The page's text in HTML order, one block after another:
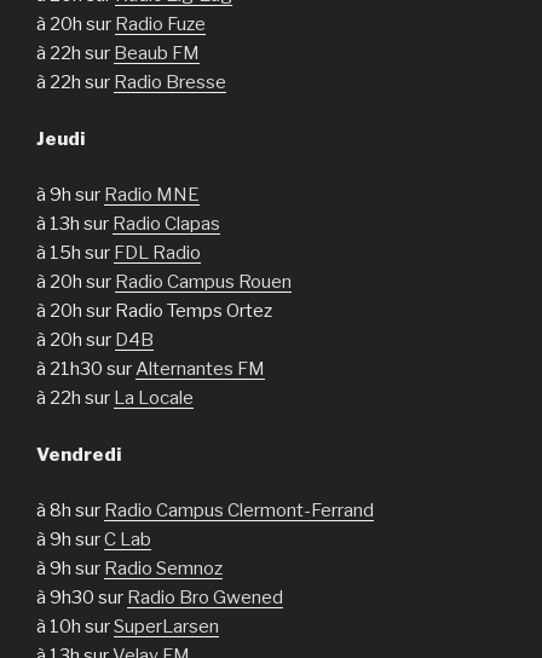
à 20h sur Radio Fuze
à 22h sur Beaub FM
à 22h sur Radio Bresse
Jeudi
à 9h sur Radio MNE
à 13h sur Radio Clapas
à 15h sur FDL Radio
à 20h sur Radio Campus Rouen
à 20h sur Radio Temps Ortez
à 20h sur D4B
à 21h30 surAlternantes FM
à 22h sur La Locale
Vendredi
à 8h sur Radio Campus Clermont-Ferrand
à 9h surC Lab
à 9h sur Radio Semnoz
à 9h30 sur Radio Bro Gwened
à 10h surSuperLarsen